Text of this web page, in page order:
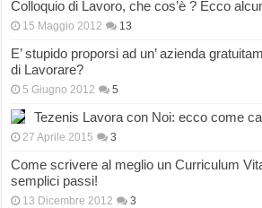
Colloquio di Lavoro, che cos’è ? Ecco
15 Maggio 2012 13
E’ stupido proporsi ad un’ azienda
di Lavorare?
5 Giugno 2012 5
Tezenis Lavora con Noi: ecco come
27 Aprile 2015 3
Come scrivere al meglio un Curriculum
semplici passi!
13 Dicembre 2012 3